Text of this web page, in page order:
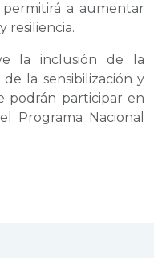
a aumentar
resiliencia.
la inclusión de la
la sensibilización y
podrán participar en
Programa Nacional